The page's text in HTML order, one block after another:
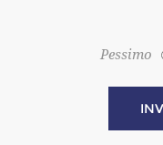
Pessimo